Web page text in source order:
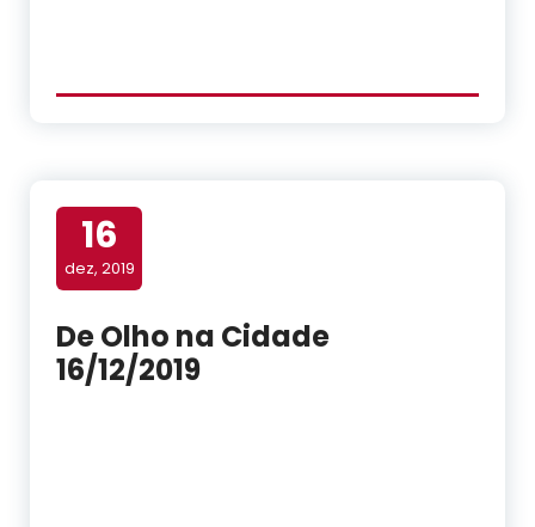
16
dez, 2019
De Olho na Cidade
16/12/2019